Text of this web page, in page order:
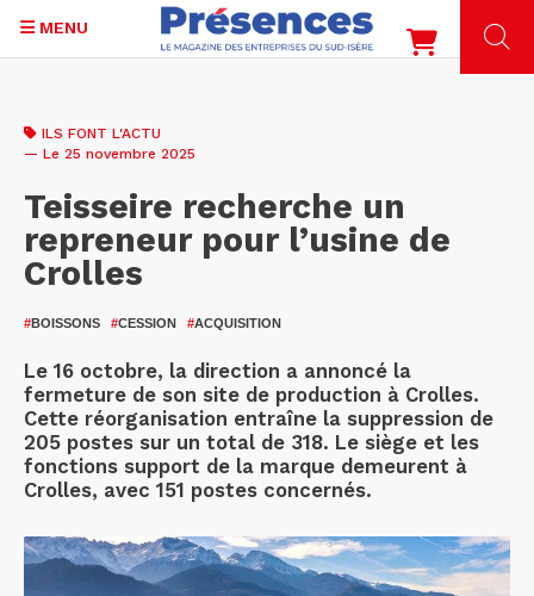
contenu
MENU
ILS FONT L'ACTU
— Le 25 novembre 2025
Teisseire recherche un
repreneur pour l’usine de
Crolles
#BOISSONS #CESSION #ACQUISITION
Le 16 octobre, la direction a annoncé la
fermeture de son site de production à Crolles.
Cette réorganisation entraîne la suppression de
205 postes sur un total de 318. Le siège et les
fonctions support de la marque demeurent à
Crolles, avec 151 postes concernés.